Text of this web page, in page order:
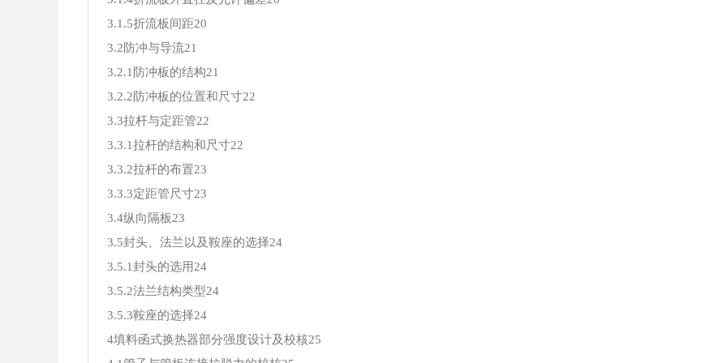
3.1.5折流板间距20
3.2防冲与导流21
3.2.1防冲板的结构21
3.2.2防冲板的位置和尺寸22
3.3拉杆与定距管22
3.3.1拉杆的结构和尺寸22
3.3.2拉杆的布置23
3.3.3定距管尺寸23
3.4纵向隔板23
3.5封头、法兰以及鞍座的选择24
3.5.1封头的选用24
3.5.2法兰结构类型24
3.5.3鞍座的选择24
4填料函式换热器部分强度设计及校核25